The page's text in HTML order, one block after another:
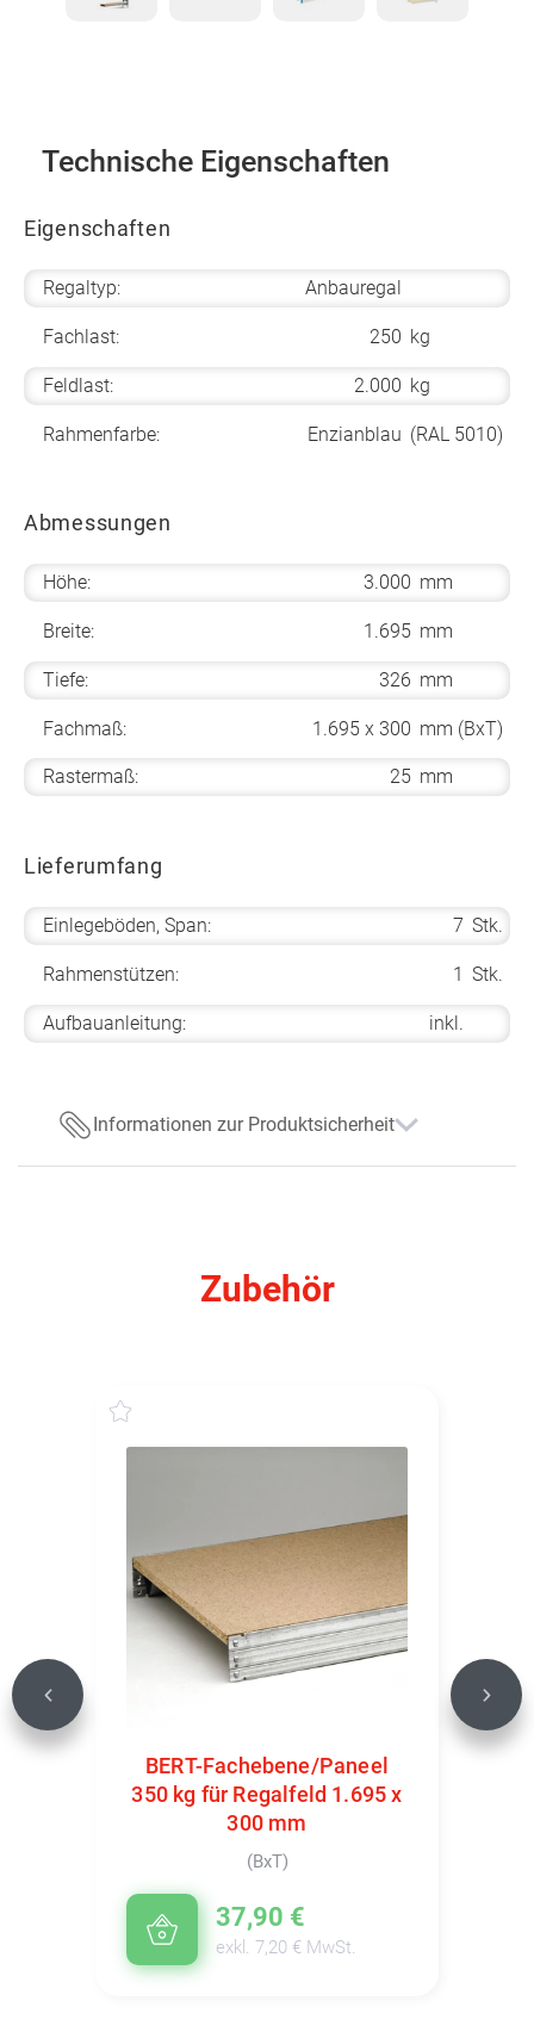
Technische Eigenschaften
Eigenschaften
Regaltyp: Anbauregal
Fachlast: 250 kg
Feldlast: 2.000 kg
Rahmenfarbe: Enzianblau (RAL 5010)
Abmessungen
Höhe: 3.000 mm
Breite: 1.695 mm
Tiefe: 326 mm
Fachmaß: 1.695 x 300 mm (BxT)
Rastermaß: 25 mm
Lieferumfang
Einlegeböden, Span: 7 Stk.
Rahmenstützen: 1 Stk.
Aufbauanleitung: inkl.
Informationen zur Produktsicherheit
Zubehör
BERT-Fachebene/Paneel
350 kg für Regalfeld 1.695 x
300 mm
(BxT)
37,90 €
exkl. 7,20 € MwSt.
Previous Next